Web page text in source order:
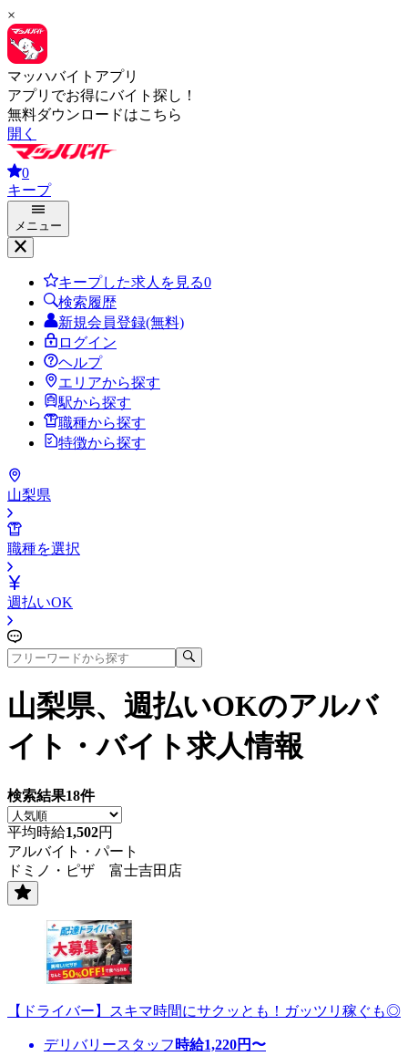
×
マッハバイトアプリ
アプリでお得にバイト探し！
無料ダウンロードはこちら
開く
0
キープ
メニュー
キープした求人を見る0
検索履歴
新規会員登録(無料)
ログイン
ヘルプ
エリアから探す
駅から探す
職種から探す
特徴から探す
山梨県
職種を選択
週払いOK
山梨県、週払いOKのアルバ
イト・バイト求人情報
検索結果18件
平均時給1,502円
アルバイト・パート
ドミノ・ピザ 富士吉田店
【ドライバー】スキマ時間にサクッとも！ガッツリ稼ぐも◎
デリバリースタッフ 時給1,220円〜